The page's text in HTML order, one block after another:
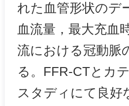
れた血管形状のデ
血流量，最大充血
流における冠動脈
る。FFR-CTとカ
スタディにて良好